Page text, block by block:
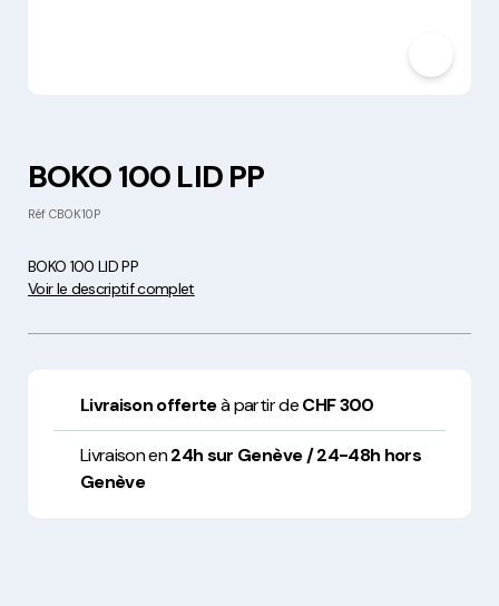
BOKO 100 LID PP
Réf CBOK10P
BOKO 100 LID PP
Voir le descriptif complet
Livraison offerteà partir deCHF 300
Livraison en24h sur Genève / 24-48h hors
Genève